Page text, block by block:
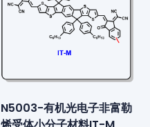
N5003-有机光电子非富勒